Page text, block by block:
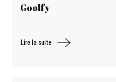
Goolfy
Lire la suite